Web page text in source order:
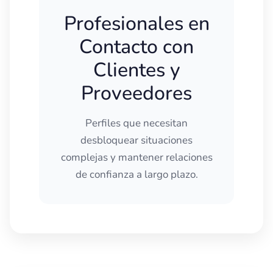
Profesionales en
Contacto con
Clientes y
Proveedores
Perfiles que necesitan
desbloquear situaciones
complejas y mantener relaciones
de confianza a largo plazo.